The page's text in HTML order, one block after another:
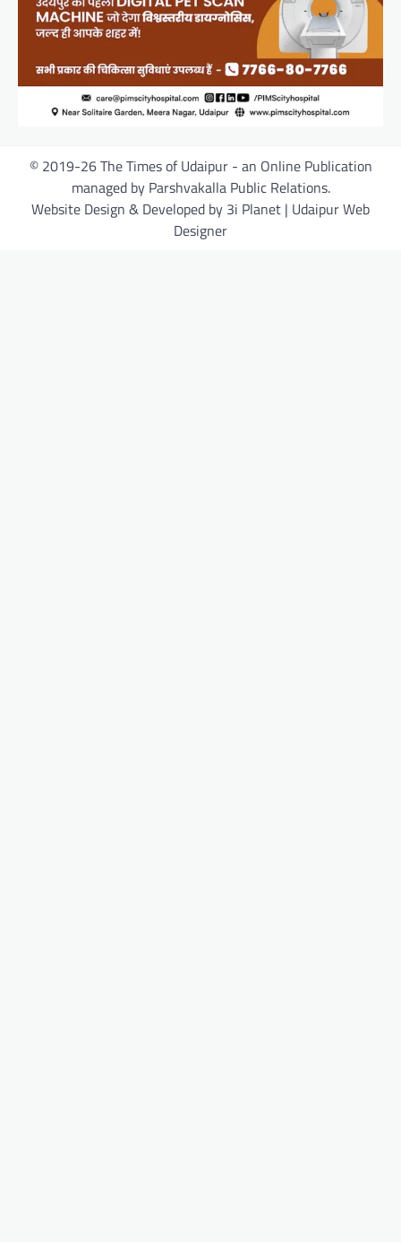
© 2019-26 The Times of Udaipur - an Online Publication
managed by Parshvakalla Public Relations.
Website Design & Developed by 3i Planet | Udaipur Web
Designer